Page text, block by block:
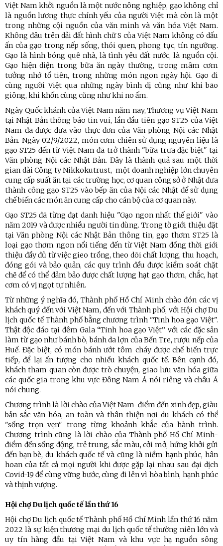
Việt Nam khởi nguồn là một nước nông nghiệp, gạo không chỉ
là nguồn lương thực chính yếu của người Việt mà còn là một
trong những cội nguồn của văn minh và văn hóa Việt Nam.
Không đâu trên dải đất hình chữ S của Việt Nam không có dấu
ấn của gạo trong nếp sống, thói quen, phong tục, tín ngưỡng.
Gạo là hình bóng quê nhà, là tình yêu đất nước, là nguồn cội.
Gạo hiện diện trong bữa ăn ngày thường, trong mâm cơm
tưởng nhớ tổ tiên, trong những món ngon ngày hội. Gạo đi
cùng người Việt qua những ngày bình dị cũng như khi bão
giông, khi khốn cùng cũng như khi no ấm.
Ngày Quốc khánh của Việt Nam năm nay, Thương vụ Việt Nam
tại Nhật Bản thông báo tin vui, lần đầu tiên gạo ST25 của Việt
Nam đã được đưa vào thực đơn của Văn phòng Nội các Nhật
Bản. Ngày 02/9/2022, món cơm chiên sử dụng nguyên liệu là
gạo ST25 đến từ Việt Nam đã trở thành "bữa trưa đặc biệt" tại
Văn phòng Nội các Nhật Bản. Đây là thành quả sau một thời
gian dài Công ty Nikkokutrust, một doanh nghiệp lớn chuyên
cung cấp suất ăn tại các trường học, cơ quan công sở ở Nhật đưa
thành công gạo ST25 vào bếp ăn của Nội các Nhật để sử dụng
chế biến các món ăn cung cấp cho cán bộ của cơ quan này.
Gạo ST25 đã từng đạt danh hiệu "Gạo ngon nhất thế giới" vào
năm 2019 và được nhiều người tin dùng. Trong tờ giới thiệu đặt
tại Văn phòng Nội các Nhật Bản thông tin, gạo thơm ST25 là
loại gạo thơm ngon nổi tiếng đến từ Việt Nam đồng thời giới
thiệu đầy đủ từ việc gieo trồng, theo dõi chất lượng, thu hoạch,
đóng gói và bảo quản, các quy trình đều được kiểm soát chặt
chẽ để có thể đảm bảo được chất lượng hạt gạo thơm, chắc, hạt
cơm có vị ngọt tự nhiên.
Từ những ý nghĩa đó, Thành phố Hồ Chí Minh chào đón các vị
khách quý đến với Việt Nam, đến với Thành phố, với Hội chợ Du
lịch quốc tế Thành phố bằng chương trình "Tinh hoa gạo Việt".
Thật độc đáo tại đêm Gala “Tinh hoa gạo Việt” với các đặc sản
làm từ gạo như bánh bò, bánh da lợn của Bến Tre, rượu nếp của
Huế. Đặc biệt, có món bánh ướt tôm cháy được chế biến trực
tiếp, để lại ấn tượng cho nhiều khách quốc tế. Bên cạnh đó,
khách tham quan còn được trò chuyện, giao lưu văn hóa giữa
các quốc gia trong khu vực Đông Nam Á nói riêng và châu Á
nói chung.
Chương trình là lời chào của Việt Nam-điểm đến xinh đẹp, giàu
bản sắc văn hóa, an toàn và thân thiện-nơi du khách có thể
"sống trọn vẹn" trong từng khoảnh khắc của hành trình.
Chương trình cũng là lời chào của Thành phố Hồ Chí Minh-
điểm đến sống động, trẻ trung, sắc màu, cởi mở, hứng khởi gửi
đến bạn bè, du khách quốc tế và cũng là niềm hạnh phúc, hân
hoan của tất cả mọi người khi được gặp lại nhau sau đại dịch
Covid-19 để cùng vững bước, cùng đi lên vì hòa bình, hạnh phúc
và thịnh vượng.
Hội chợ Du lịch quốc tế lần thứ 16
Hội chợ Du lịch quốc tế Thành phố Hồ Chí Minh lần thứ 16 năm
2022 là sự kiện thương mại du lịch quốc tế thường niên lớn và
uy tín hàng đầu tại Việt Nam và khu vực hạ nguồn sông